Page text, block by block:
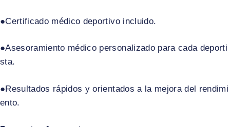
●Certificado médico deportivo incluido.​
●Asesoramiento médico personalizado para cada deporti
sta.​
●Resultados rápidos y orientados a la mejora del rendimi
ento.​